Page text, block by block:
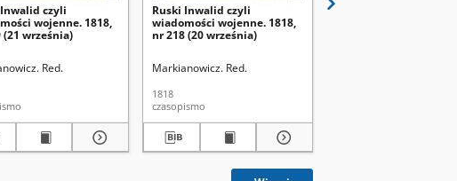
czyli
wojenne. 1818,
(21 września)
Red.
Ruski Inwalid czyli
wiadomości wojenne. 1818,
nr 218 (20 września)
Markianowicz. Red.
1818
czasopismo